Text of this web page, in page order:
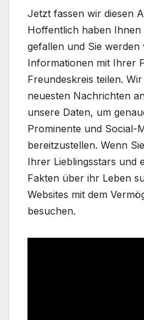
Jetzt fassen wir diesen
Hoffentlich haben
gefallen und Sie werden
Informationen mit Ihrer
Freundeskreis teilen.
neuesten Nachrichten
unsere Daten, um
Prominente und Social-
bereitzustellen. Wenn
Ihrer Lieblingsstars und
Fakten über ihr Leben
Websites mit dem
besuchen.